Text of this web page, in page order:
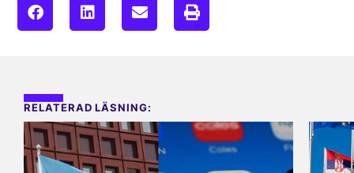
RELATERAD LÄSNING: